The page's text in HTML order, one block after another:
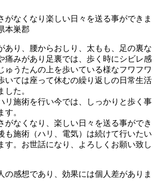
がなくなり楽しい日々を送る事ができま
本巣郡
あり、腰からおしり、太もも、足の裏な
痛みがあり足裏では、歩く時にシビレ感
ゅうたんの上を歩いている様なフワフワ
いては座って休むの繰り返しの日常生活
した。
リ施術を行い今では、しっかりと歩く事
す。
がなくなり、楽しい日々を送る事ができ
も施術（ハリ、電気）は続けて行いたい
す。お世話になり、よろしくお願い致し
の感想であり、効果には個人差がありま